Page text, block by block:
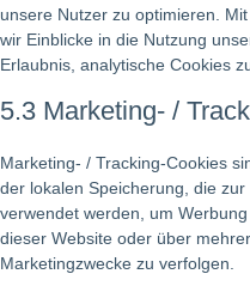
unsere Nutzer zu optimieren.
wir Einblicke in die Nutzung
Erlaubnis, analytische Cookies
5.3 Marketing- /
Marketing- / Tracking-Cookies
der lokalen Speicherung, die
verwendet werden, um
dieser Website oder über
Marketingzwecke zu verfolgen.